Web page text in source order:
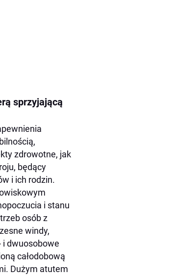
sprzyjającą
zdrowotne, jak
będący
i ich rodzin.
i stanu
osób z
windy,
i dwuosobowe
całodobową
Dużym atutem